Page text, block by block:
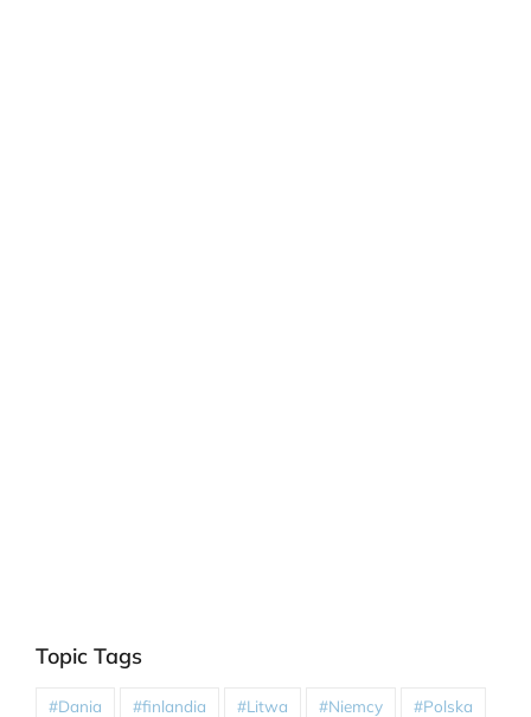
Topic Tags
#Dania #finlandia #Litwa #Niemcy #Polska